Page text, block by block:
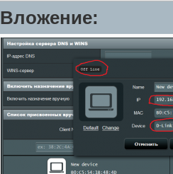
Вложение: